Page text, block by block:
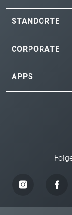
STANDORTE
CORPORATE
APPS